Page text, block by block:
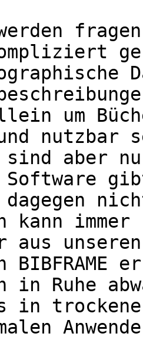
um
nutzbar
sind aber
Software
kann
aus
BIBFRAME
in Ruhe
in